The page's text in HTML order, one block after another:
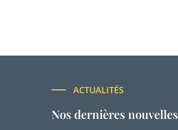
ACTUALITÉS
Nos dernières nouvelles